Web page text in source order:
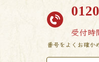
受付時
番号をよくお確か